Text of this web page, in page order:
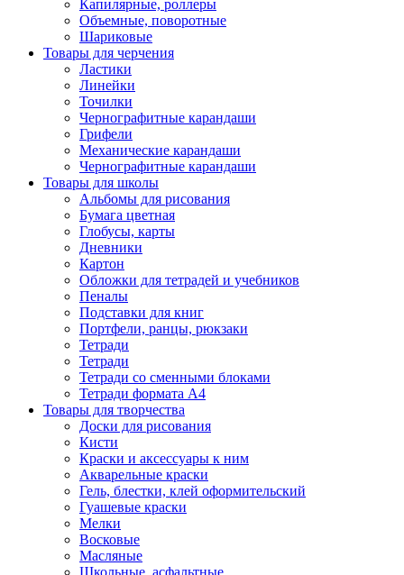
Капилярные, роллеры
Объемные, поворотные
Шариковые
Товары для черчения
Ластики
Линейки
Точилки
Чернографитные карандаши
Грифели
Механические карандаши
Чернографитные карандаши
Товары для школы
Альбомы для рисования
Бумага цветная
Глобусы, карты
Дневники
Картон
Обложки для тетрадей и учебников
Пеналы
Подставки для книг
Портфели, ранцы, рюкзаки
Тетради
Тетради
Тетради со сменными блоками
Тетради формата А4
Товары для творчества
Доски для рисования
Кисти
Краски и аксессуары к ним
Акварельные краски
Гель, блестки, клей оформительский
Гуашевые краски
Мелки
Восковые
Масляные